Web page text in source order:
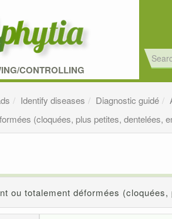
CONTROLLING
Identify diseases Diagnostic guidé
(cloquées, plus petites, dentelées,
ou totalement déformées